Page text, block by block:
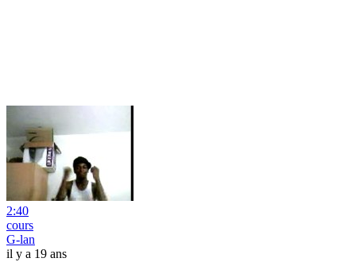
2:40
cours
G-lan
il y a 19 ans